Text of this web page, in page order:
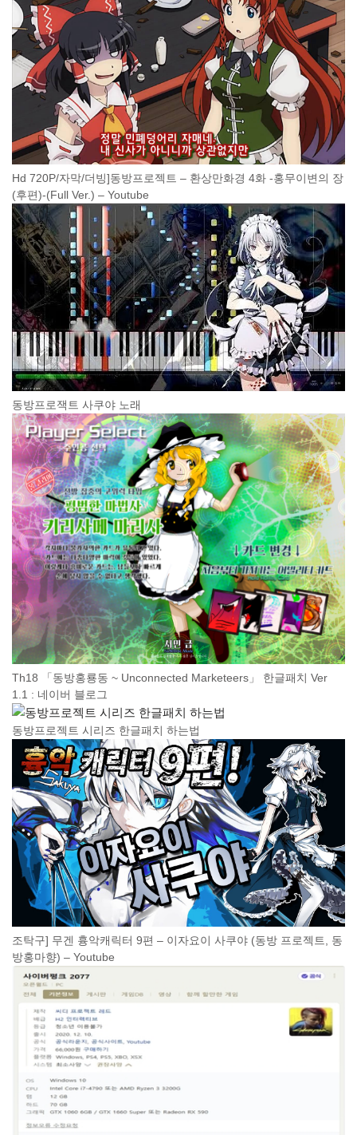
Hd 720P/자막/더빙]동방프로젝트 – 환상만화경 4화 -홍무이변의 장
(후편)-(Full Ver.) – Youtube
동방프로잭트 사쿠야 노래
Th18 「동방홍룡동 ~ Unconnected Marketeers」 한글패치 Ver
1.1 : 네이버 블로그
동방프로젝트 시리즈 한글패치 하는법
조탁구] 무겐 흉악캐릭터 9편 – 이자요이 사쿠야 (동방 프로젝트, 동
방홍마향) – Youtube